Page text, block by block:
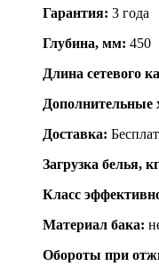
Гарантия: 3 года
Глубина, мм: 450
Длина сетевого
Дополнительные
Доставка:
Загрузка белья,
Класс
Материал бака:
Обороты при